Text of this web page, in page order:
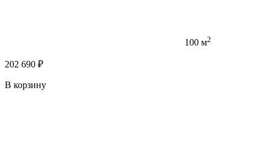
100 м2
202 690 ₽
В корзину